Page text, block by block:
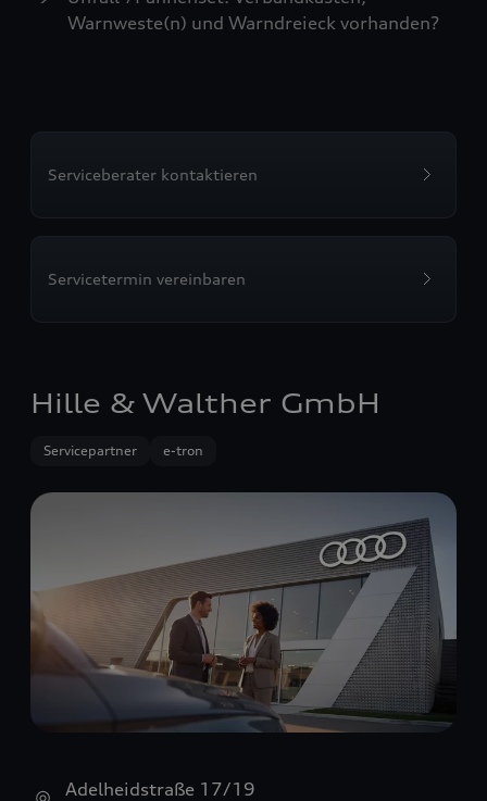
Warnweste(n) und Warndreieck vorhanden?
Serviceberater kontaktieren
Servicetermin vereinbaren
Hille & Walther GmbH
Servicepartner e-tron
Adelheidstraße 17/19